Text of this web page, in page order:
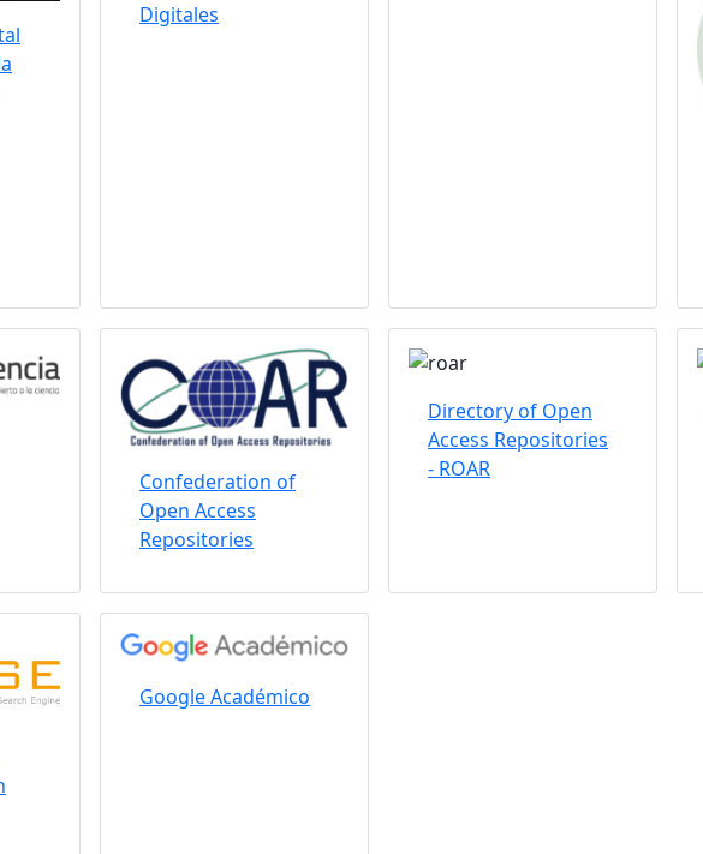
Digitales
Confederation of
Open Access
Repositories
Directory of Open
Access Repositories
- ROAR
Google Académico